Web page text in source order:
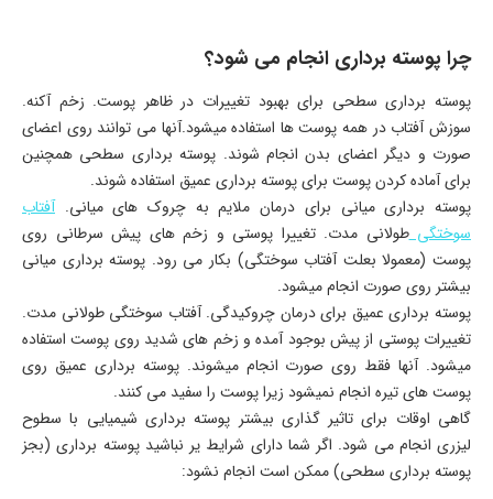
چرا پوسته برداری انجام می شود؟
پوسته برداری سطحی برای بهبود تغییرات در ظاهر پوست. زخم آکنه.
سوزش آفتاب در همه پوست ها استفاده میشود.آنها می توانند روی اعضای
صورت و دیگر اعضای بدن انجام شوند. پوسته برداری سطحی همچنین
برای آماده کردن پوست برای پوسته برداری عمیق استفاده شوند.
پوسته برداری میانی برای درمان ملایم به چروک های میانی.آفتاب
سوختگیطولانی مدت. تغییرا پوستی و زخم های پیش سرطانی روی
پوست (معمولا بعلت آفتاب سوختگی) بکار می رود. پوسته برداری میانی
بیشتر روی صورت انجام میشود.
پوسته برداری عمیق برای درمان چروکیدگی. آفتاب سوختگی طولانی مدت.
تغییرات پوستی از پیش بوجود آمده و زخم های شدید روی پوست استفاده
میشود. آنها فقط روی صورت انجام میشوند. پوسته برداری عمیق روی
پوست های تیره انجام نمیشود زیرا پوست را سفید می کنند.
گاهی اوقات برای تاثیر گذاری بیشتر پوسته برداری شیمیایی با سطوح
لیزری انجام می شود. اگر شما دارای شرایط یر نباشید پوسته برداری (بجز
پوسته برداری سطحی) ممکن است انجام نشود: